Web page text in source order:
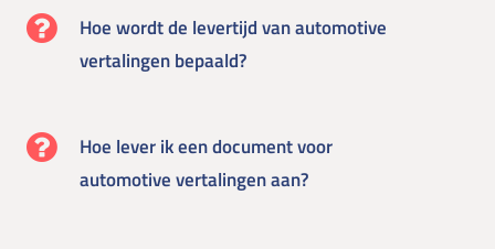
Hoe wordt de levertijd van automotive
vertalingen bepaald?
Hoe lever ik een document voor
automotive vertalingen aan?